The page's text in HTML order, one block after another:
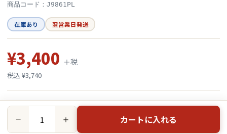
商品コード：J9861PL
在庫あり 翌営業日発送
¥3,400 ＋税
税込 ¥3,740
− ＋ カートに入れる